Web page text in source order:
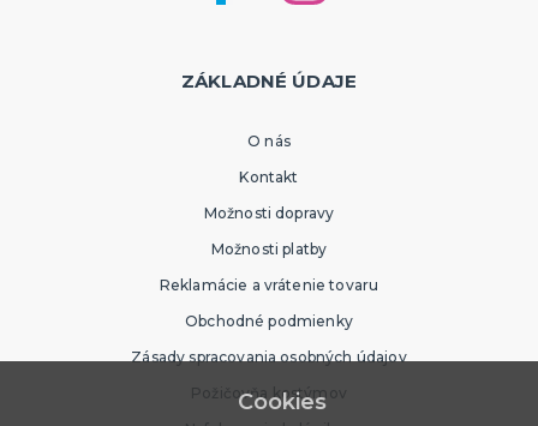
ZÁKLADNÉ ÚDAJE
O nás
Kontakt
Možnosti dopravy
Možnosti platby
Reklamácie a vrátenie tovaru
Obchodné podmienky
Zásady spracovania osobných údajov
Požičovňa kostýmov
Cookies